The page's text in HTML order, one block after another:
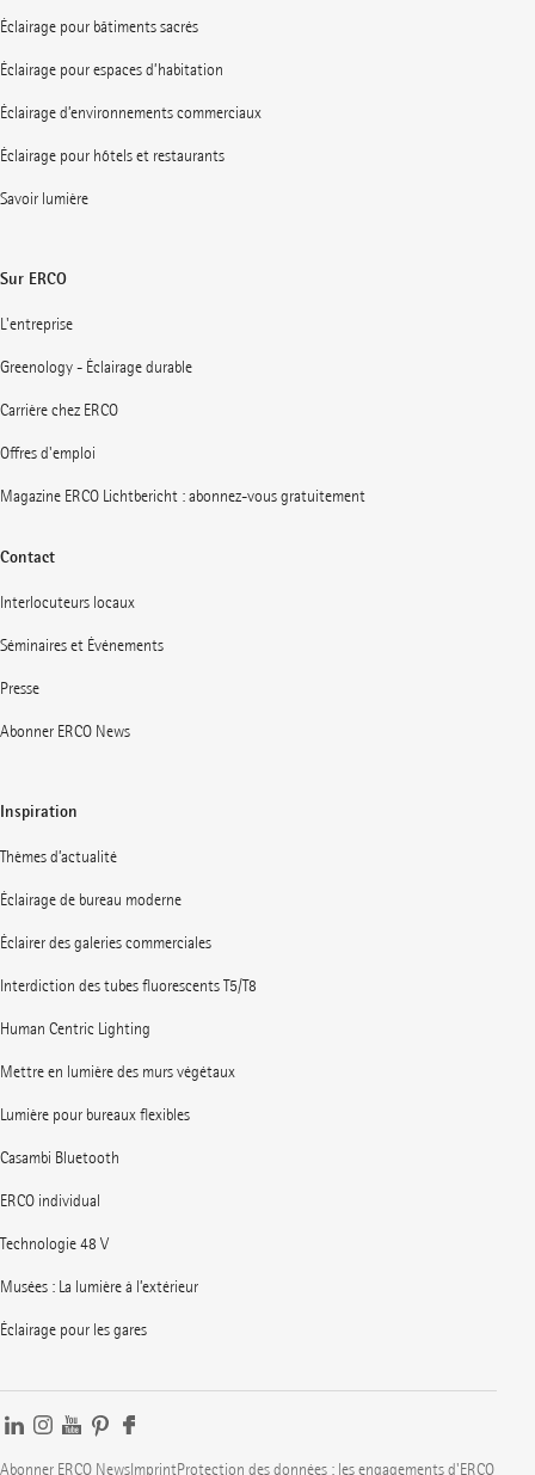
Éclairage pour bâtiments sacrés
Éclairage pour espaces d’habitation
Éclairage d’environnements commerciaux
Éclairage pour hôtels et restaurants
Savoir lumière
Sur ERCO
L'entreprise
Greenology - Éclairage durable
Carrière chez ERCO
Offres d'emploi
Magazine ERCO Lichtbericht : abonnez-vous gratuitement
Contact
Interlocuteurs locaux
Séminaires et Événements
Presse
Abonner ERCO News
Inspiration
Thèmes d’actualité
Éclairage de bureau moderne
Éclairer des galeries commerciales
Interdiction des tubes fluorescents T5/T8
Human Centric Lighting
Mettre en lumière des murs végétaux
Lumière pour bureaux flexibles
Casambi Bluetooth
ERCO individual
Technologie 48 V
Musées : La lumière à l’extérieur
Éclairage pour les gares
Abonner ERCO News ImprintProtection des données : les engagements d'ERCO